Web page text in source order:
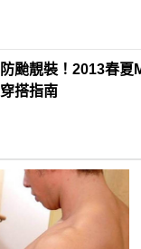
防颱靚裝！2013春夏
穿搭指南